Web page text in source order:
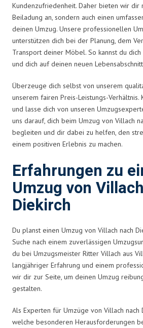
Kundenzufriedenheit. Daher bieten wir dir
Beiladung an, sondern auch einen
deinen Umzug. Unsere professionellen
unterstützen dich bei der Planung, dem
Transport deiner Möbel. So kannst du
und dich auf deinen neuen
Überzeuge dich selbst von unserem
unserem fairen Preis-Leistungs-Verhältnis.
und lasse dich von unseren
uns darauf, dich beim Umzug von Villach
begleiten und dir dabei zu helfen, den
einem positiven Erlebnis zu machen.
Erfahrungen zu
Umzug von
Diekirch
Du planst einen Umzug von Villach nach
Suche nach einem zuverlässigen
du bei Umzugsmeister Ritter Villach aus
langjähriger Erfahrung und einem
wir dir zur Seite, um deinen Umzug
gestalten.
Als Experten für Umzüge von Villach nach
welche besonderen Herausforderungen